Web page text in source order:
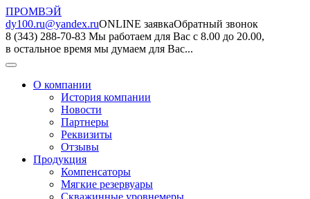
ПРОМВЭЙ
dy100.ru@yandex.ruONLINE заявкаОбратный звонок
8 (343) 288-70-83 Мы работаем для Вас с 8.00 до 20.00,
в остальное время мы думаем для Вас...
О компании
История компании
Новости
Партнеры
Реквизиты
Отзывы
Продукция
Компенсаторы
Мягкие резервуары
Скважинные уровнемеры